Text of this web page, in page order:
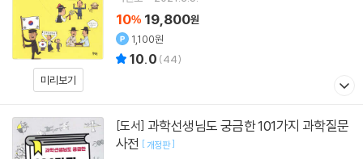
미리보기
10% 19,800원
1,100원
10.0 (44)
[도서]
사전 [개정판]